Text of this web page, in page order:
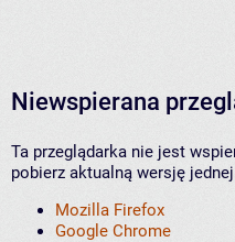
Niewspierana
Ta przeglądarka nie jest
pobierz aktualną wersję
Mozilla Firefox
Google Chrome